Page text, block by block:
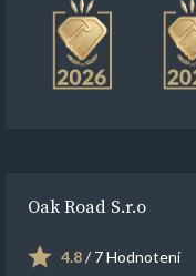
Oak Road S.r.o
4.8/ 7 Hodnotení